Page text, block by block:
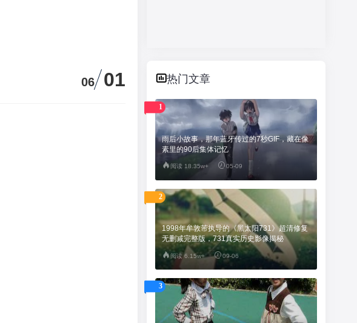
06 01 热门文章
1
雨后小故事，那年蓝牙传过的7秒GIF，藏在像
素里的90后集体记忆
阅读 18.35w+ 05-09
2
1998年牟敦芾执导的《黑太阳731》超清修复
无删减完整版，731真实历史影像揭秘
阅读 6.15w+ 09-06
3